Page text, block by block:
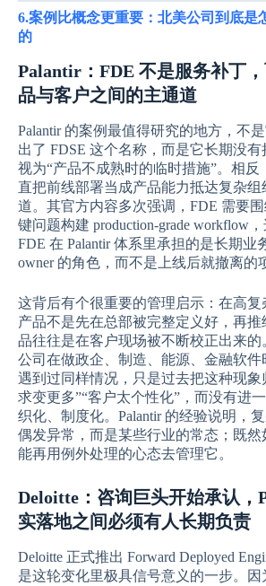
6.案例比概念更重要：北美公司到底是
的
Palantir：FDE 不是服务补丁
品与客户之间的主通道
Palantir 的案例最值得研究的地方，不
出了 FDSE 这个名称，而是它长期没
视为“产品不成熟时的临时措施”。相反
直把前线部署当成产品能力抵达复杂组
道。其官方内容多次强调，FDE 需要
键问题构建 production-grade workflow
FDE 在 Palantir 体系里承担的是长期业
owner 的角色，而不是上线后就撤离的
这背后有个很重要的管理启示：在高复
产品不是先在总部被完整定义好，再推
品往往是在客户现场被不断校正出来的
公司在做政企、制造、能源、金融软件
遇到过同样情况，只是过去把这种现象
求变更多”“客户太个性化”，而没有进
织化、制度化。Palantir 的经验说明，
偶发异常，而是某些行业的常态；既然
能再用例外处理的心态去管理它。
Deloitte：咨询巨头开始承认，
实落地之间必须有人长期负责
Deloitte 正式推出 Forward Deployed
是这轮变化里极具信号意义的一步。因